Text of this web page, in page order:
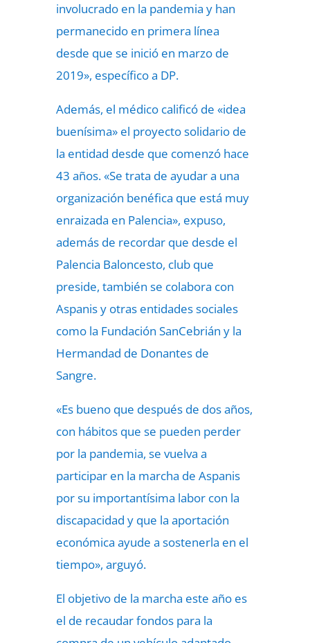
involucrado en la pandemia y han
permanecido en primera línea
desde que se inició en marzo de
2019», específico a DP.
Además, el médico calificó de «idea
buenísima» el proyecto solidario de
la entidad desde que comenzó hace
43 años. «Se trata de ayudar a una
organización benéfica que está muy
enraizada en Palencia», expuso,
además de recordar que desde el
Palencia Baloncesto, club que
preside, también se colabora con
Aspanis y otras entidades sociales
como la Fundación SanCebrián y la
Hermandad de Donantes de
Sangre.
«Es bueno que después de dos años,
con hábitos que se pueden perder
por la pandemia, se vuelva a
participar en la marcha de Aspanis
por su importantísima labor con la
discapacidad y que la aportación
económica ayude a sostenerla en el
tiempo», arguyó.
El objetivo de la marcha este año es
el de recaudar fondos para la